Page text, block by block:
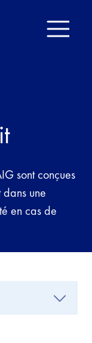
sont conçues
une
en cas de